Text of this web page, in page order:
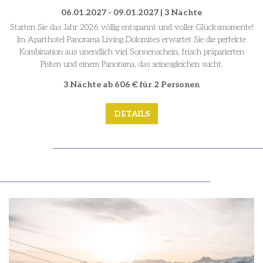
06.01.2027 - 09.01.2027 | 3 Nächte
Starten Sie das Jahr 2026 völlig entspannt und voller Glücksmomente!
Im Aparthotel Panorama Living Dolomites erwartet Sie die perfekte
Kombination aus unendlich viel Sonnenschein, frisch präparierten
Pisten und einem Panorama, das seinesgleichen sucht.
3 Nächte ab 606 € für 2 Personen
DETAILS